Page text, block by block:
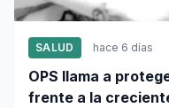
SALUD hace 6 días
OPS llama a
frente a la